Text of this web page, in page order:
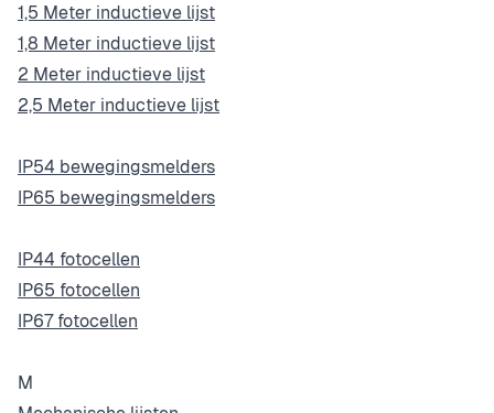
1,5 Meter inductieve lijst
1,8 Meter inductieve lijst
2 Meter inductieve lijst
2,5 Meter inductieve lijst
IP54 bewegingsmelders
IP65 bewegingsmelders
IP44 fotocellen
IP65 fotocellen
IP67 fotocellen
M